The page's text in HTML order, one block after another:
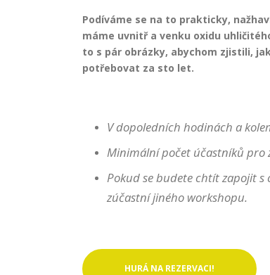
Podíváme se na to prakticky,
máme uvnitř a venku oxidu
to s pár obrázky, abychom zjistili,
potřebovat za sto let.
V dopoledních hodinách a
Minimální počet účastníků pro
Pokud se budete chtít zapojit
zúčastní jiného workshopu.
HURÁ NA REZERVACI!